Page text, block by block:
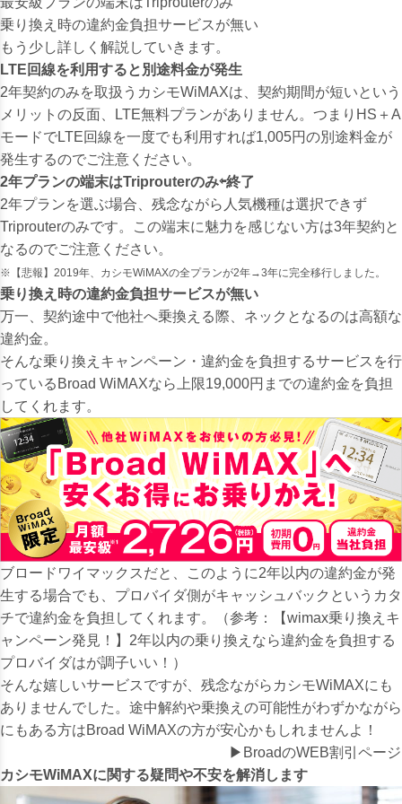
乗り換え時の違約金負担サービスが無い
もう少し詳しく解説していきます。
LTE回線を利用すると別途料金が発生
2年契約のみを取扱うカシモWiMAXは、契約期間が短いという
メリットの反面、LTE無料プランがありません。 つまりHS＋A
モードでLTE回線を一度でも利用すれば1,005円の別途料金が
発生するのでご注意ください。
2年プランの端末はTriprouterのみ⇦終了
2年プランを選ぶ場合、残念ながら人気機種は選択できず
Triprouterのみです。この端末に魅力を感じない方は3年契約と
なるのでご注意ください。
※【悲報】2019年、カシモWiMAXの全プランが2年→3年に完全移行しました。
乗り換え時の違約金負担サービスが無い
万一、契約途中で他社へ乗換える際、ネックとなるのは高額な
違約金。
そんな乗り換えキャンペーン・違約金を負担するサービスを行
っているBroad WiMAXなら上限19,000円までの違約金を負担
してくれます。
ブロードワイマックスだと、このように2年以内の違約金が発
生する場合でも、プロバイダ側がキャッシュバックというカタ
チで違約金を負担してくれます。（参考：
【wimax乗り換えキ
ャンペーン発見！】2年以内の乗り換えなら違約金を負担する
プロバイダはが調子いい！ ）
そんな嬉しいサービスですが、 残念ながらカシモWiMAXにも
ありませんでした。 途中解約や乗換えの可能性がわずかながら
にもある方はBroad WiMAXの方が安心かもしれませんよ！
▶BroadのWEB割引ページ
カシモWiMAXに関する疑問や不安を解消します